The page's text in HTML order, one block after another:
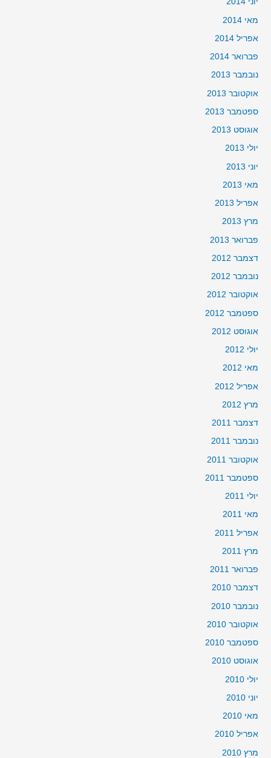
מאי 2014
אפריל 2014
פברואר 2014
נובמבר 2013
אוקטובר 2013
ספטמבר 2013
אוגוסט 2013
יולי 2013
יוני 2013
מאי 2013
אפריל 2013
מרץ 2013
פברואר 2013
דצמבר 2012
נובמבר 2012
אוקטובר 2012
ספטמבר 2012
אוגוסט 2012
יולי 2012
מאי 2012
אפריל 2012
מרץ 2012
דצמבר 2011
נובמבר 2011
אוקטובר 2011
ספטמבר 2011
יולי 2011
מאי 2011
אפריל 2011
מרץ 2011
פברואר 2011
דצמבר 2010
נובמבר 2010
אוקטובר 2010
ספטמבר 2010
אוגוסט 2010
יולי 2010
יוני 2010
מאי 2010
אפריל 2010
מרץ 2010